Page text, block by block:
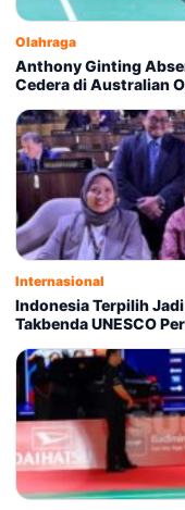
Olahraga
Anthony Ginting
Cedera di Australian
Internasional
Indonesia Terpilih
Takbenda UNESCO